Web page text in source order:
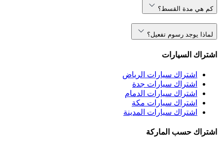
كم هي مدة القسط؟
لماذا يوجد رسوم تفعيل؟
اشتراك السيارات
اشتراك سيارات الرياض
اشتراك سيارات جدة
اشتراك سيارات الدمام
اشتراك سيارات مكة
اشتراك سيارات المدينة
اشتراك حسب الماركة